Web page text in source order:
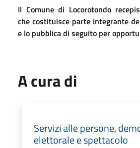
Il Comune di Locorotondo
che costituisce parte integrante
e lo pubblica di seguito per
A cura di
Servizi alle persone,
elettorale e spettacolo